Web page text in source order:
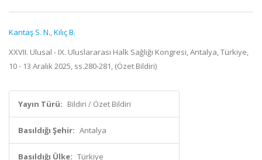
Kantaş S. N.,Kılıç B.
XXVII. Ulusal - IX. Uluslararası Halk Sağlığı Kongresi, Antalya, Türkiye,
10 - 13 Aralık 2025, ss.280-281, (Özet Bildiri)
Yayın Türü: Bildiri / Özet Bildiri
Basıldığı Şehir: Antalya
Basıldığı Ülke: Türkiye